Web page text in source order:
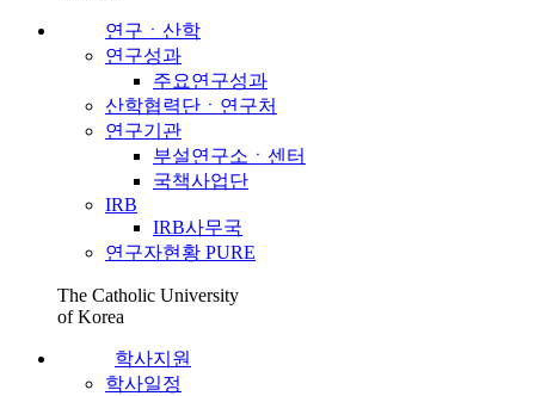
연구ㆍ산학
연구성과
주요연구성과
산학협력단ㆍ연구처
연구기관
부설연구소ㆍ센터
국책사업단
IRB
IRB사무국
연구자현황 PURE
The Catholic University
of Korea
학사지원
학사일정